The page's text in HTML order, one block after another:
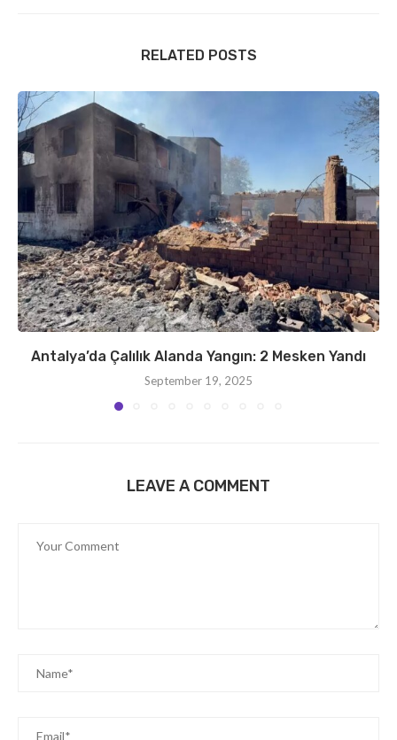
RELATED POSTS
Antalya’da Çalılık Alanda Yangın: 2 Mesken Yandı
September 19, 2025
LEAVE A COMMENT